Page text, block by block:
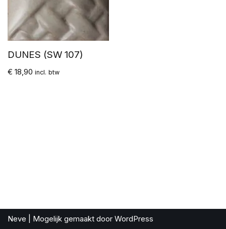
DUNES (SW 107)
€ 18,90 incl. btw
Neve | Mogelijk gemaakt door WordPress